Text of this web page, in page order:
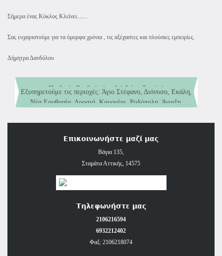
Σήμερα ένας Κύκλος Κλείνει.......
Σας ευχαριστούμε για τα όμορφα χρόνια , τις αξέχαστες και πλούσιες εμπειρίες.
Δήμητρα Δανδόλου
Εξυπηρετούμε τις περιοχές: Άγιο Στέφανο, Διόνυσο, Εκάλη,
Νέα Ερυθραία, Δροσιά, Κρυονέρι, Ροδόπολη, Άνοιξη,
Αφίδνες, Καπανδρίτι, Εύξεινο Πόντο, Κάτω Κηφισιά και
Παιδικός Σταθμός (παιδιά 2 έως 5 ετών)
Επικοινωνήστε μαζί μας
Βάγια 135,
Σταμάτα Αττικής, 14575
Τηλεφωνήστε μας
2106216594
6932212402
Φαξ: 2106218074